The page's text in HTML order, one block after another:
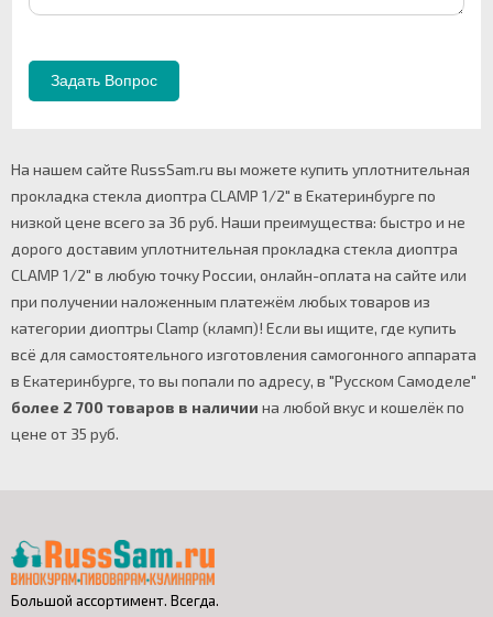
На нашем сайте RussSam.ru вы можете купить уплотнительная
прокладка стекла диоптра CLAMP 1/2" в Екатеринбурге по
низкой цене всего за 36 руб. Наши преимущества: быстро и не
дорого доставим уплотнительная прокладка стекла диоптра
CLAMP 1/2" в любую точку России, онлайн-оплата на сайте или
при получении наложенным платежём любых товаров из
категории диоптры Clamp (кламп)! Если вы ищите, где купить
всё для самостоятельного изготовления самогонного аппарата
в Екатеринбурге, то вы попали по адресу, в "Русском Самоделе"
более 2 700 товаров в наличии на любой вкус и кошелёк по
цене от 35 руб.
Большой ассортимент. Всегда.